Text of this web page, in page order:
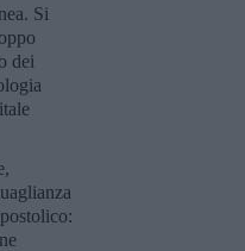
Si
dei